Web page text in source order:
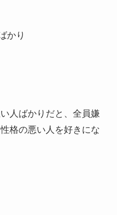
かり
人ばかりだと、全員嫌
格の悪い人を好きにな